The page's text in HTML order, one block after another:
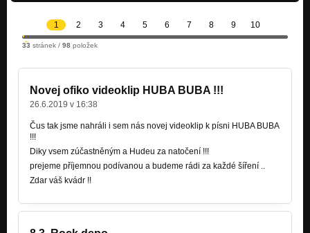
Studánka
Jedna možnost
Jedna možnost
Jedna možnost
Lenost
Jedna možnost
1 2 3 4 5 6 7 8 9 10
33 stránek / 98 položek
Novej ofiko videoklip HUBA BUBA !!!
26.6.2019 v 16:38
Čus tak jsme nahráli i sem nás novej videoklip k písni HUBA BUBA
!!!
Diky vsem zúčastněným a Hudeu za natočení !!!
prejeme příjemnou podívanou a budeme rádi za každé šíření ..
Zdar váš kvádr !!